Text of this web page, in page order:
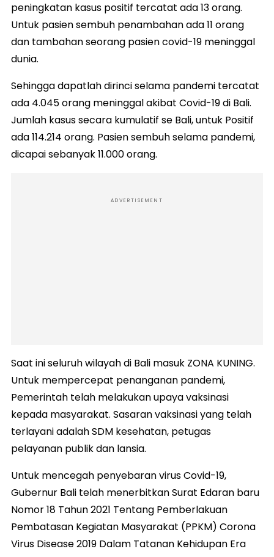
peningkatan kasus positif tercatat ada 13 orang.
Untuk pasien sembuh penambahan ada 11 orang
dan tambahan seorang pasien covid-19 meninggal
dunia.
Sehingga dapatlah dirinci selama pandemi tercatat
ada 4.045 orang meninggal akibat Covid-19 di Bali.
Jumlah kasus secara kumulatif se Bali, untuk Positif
ada 114.214 orang. Pasien sembuh selama pandemi,
dicapai sebanyak 11.000 orang.
ADVERTISEMENT
Saat ini seluruh wilayah di Bali masuk ZONA KUNING.
Untuk mempercepat penanganan pandemi,
Pemerintah telah melakukan upaya vaksinasi
kepada masyarakat. Sasaran vaksinasi yang telah
terlayani adalah SDM kesehatan, petugas
pelayanan publik dan lansia.
Untuk mencegah penyebaran virus Covid-19,
Gubernur Bali telah menerbitkan Surat Edaran baru
Nomor 18 Tahun 2021 Tentang Pemberlakuan
Pembatasan Kegiatan Masyarakat (PPKM) Corona
Virus Disease 2019 Dalam Tatanan Kehidupan Era